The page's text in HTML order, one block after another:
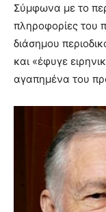
Σύμφωνα με το
πληροφορίες του
διάσημου
και «έφυγε
αγαπημένα του